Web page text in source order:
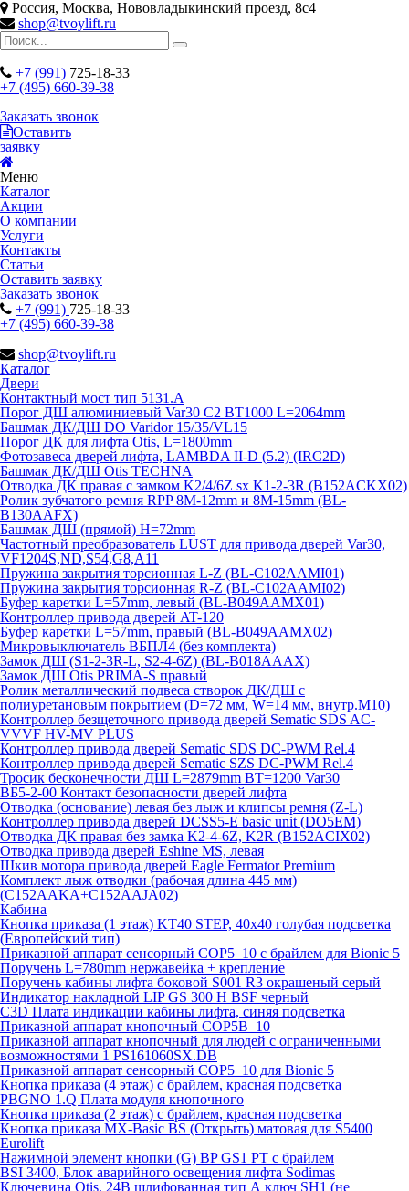
Россия, Москва, Нововладыкинский проезд, 8с4
shop@tvoylift.ru
+7 (991) 725-18-33
+7 (495) 660-39-38
Заказать звонок
Оставить
заявку
Меню
Каталог
Акции
О компании
Услуги
Контакты
Статьи
Оставить заявку
Заказать звонок
+7 (991) 725-18-33
+7 (495) 660-39-38
shop@tvoylift.ru
Каталог
Двери
Контактный мост тип 5131.A
Порог ДШ алюминиевый Var30 C2 BT1000 L=2064mm
Башмак ДК/ДШ DO Varidor 15/35/VL15
Порог ДК для лифта Otis, L=1800mm
Фотозавеса дверей лифта, LAMBDA II-D (5.2) (IRC2D)
Башмак ДК/ДШ Otis TECHNA
Отводка ДК правая с замком K2/4/6Z sx K1-2-3R (B152ACKX02)
Ролик зубчатого ремня RPP 8M-12mm и 8M-15mm (BL-
B130AAFX)
Башмак ДШ (прямой) H=72mm
Частотный преобразователь LUST для привода дверей Var30,
VF1204S,ND,S54,G8,A11
Пружина закрытия торсионная L-Z (BL-C102AAMI01)
Пружина закрытия торсионная R-Z (BL-C102AAMI02)
Буфер каретки L=57mm, левый (BL-B049AAMX01)
Контроллер привода дверей AT-120
Буфер каретки L=57mm, правый (BL-B049AAMX02)
Микровыключатель ВБПЛ4 (без комплекта)
Замок ДШ (S1-2-3R-L, S2-4-6Z) (BL-B018AAAX)
Замок ДШ Otis PRIMA-S правый
Ролик металлический подвеса створок ДК/ДШ с
полиуретановым покрытием (D=72 мм, W=14 мм, внутр.М10)
Контроллер безщеточного привода дверей Sematiс SDS AC-
VVVF HV-MV PLUS
Контроллер привода дверей Sematic SDS DC-PWM Rel.4
Контроллер привода дверей Sematic SZS DC-PWM Rel.4
Тросик бесконечности ДШ L=2879mm BT=1200 Var30
ВБ5-2-00 Контакт безопасности дверей лифта
Отводка (основание) левая без лыж и клипсы ремня (Z-L)
Контроллер привода дверей DCSS5-E basic unit (DO5EM)
Отводка ДК правая без замка K2-4-6Z, K2R (B152ACIX02)
Отводка привода дверей Eshine MS, левая
Шкив мотора привода дверей Eagle Fermator Premium
Комплект лыж отводки (рабочая длина 445 мм)
(C152AAKA+C152AAJA02)
Кабина
Кнопка приказа (1 этаж) KT40 STEP, 40х40 голубая подсветка
(Европейский тип)
Приказной аппарат сенсорный COP5_10 с брайлем для Bionic 5
Поручень L=780mm нержавейка + крепление
Поручень кабины лифта боковой S001 R3 окрашеный серый
Индикатор накладной LIP GS 300 H BSF черный
C3D Плата индикации кабины лифта, синяя подсветка
Приказной аппарат кнопочный COP5B_10
Приказной аппарат кнопочный для людей с ограниченными
возможностями 1 PS161060SX.DB
Приказной аппарат сенсорный COP5_10 для Bionic 5
Кнопка приказа (4 этаж) с брайлем, красная подсветка
PBGNO 1.Q Плата модуля кнопочного
Кнопка приказа (2 этаж) с брайлем, красная подсветка
Кнопка приказа MX-Basic BS (Открыть) матовая для S5400
Eurolift
Нажимной элемент кнопки (G) BP GS1 PT с брайлем
BSI 3400, Блок аварийного освещения лифта Sodimas
Ключевина Otis, 24В шлифованная тип А ключ SH1 (не